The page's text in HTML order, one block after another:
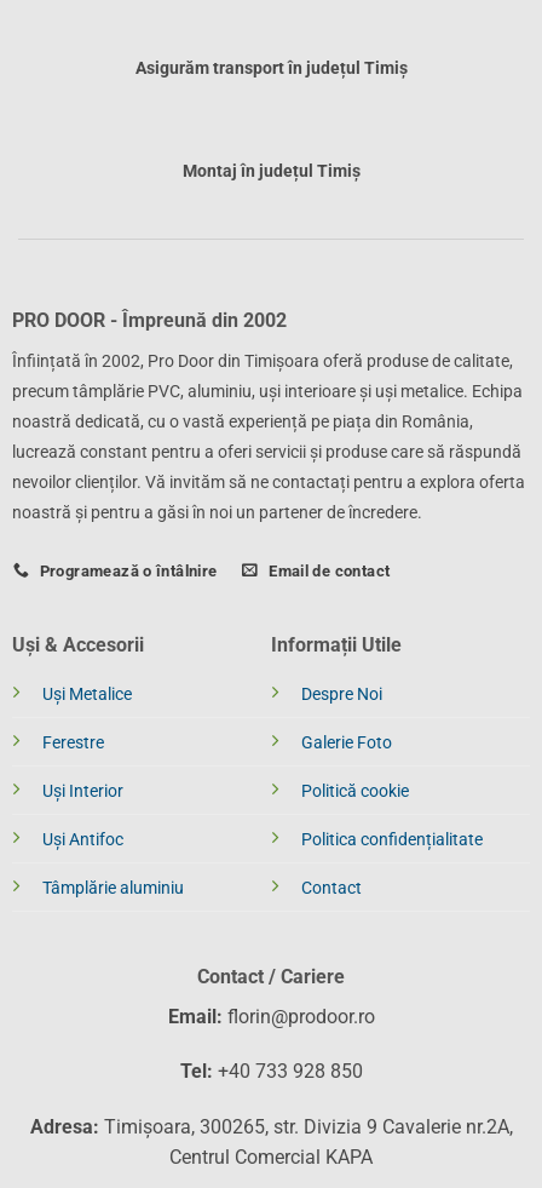
Asigurăm transport în județul Timiș
Montaj în județul Timiș
PRO DOOR - Împreună din 2002
Înființată în 2002, Pro Door din Timișoara oferă produse de calitate,
precum tâmplărie PVC, aluminiu, uși interioare și uși metalice. Echipa
noastră dedicată, cu o vastă experiență pe piața din România,
lucrează constant pentru a oferi servicii și produse care să răspundă
nevoilor clienților. Vă invităm să ne contactați pentru a explora oferta
noastră și pentru a găsi în noi un partener de încredere.
Programează o întâlnire Email de contact
Uși & Accesorii
Uși Metalice
Ferestre
Uși Interior
Uși Antifoc
Tâmplărie aluminiu
Informații Utile
Despre Noi
Galerie Foto
Politică cookie
Politica confidențialitate
Contact
Contact / Cariere
Email: florin@prodoor.ro
Tel: +40 733 928 850
Adresa: Timișoara, 300265, str. Divizia 9 Cavalerie nr.2A,
Centrul Comercial KAPA